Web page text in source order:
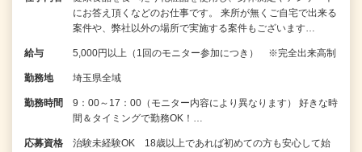
にお答え頂くなどのお仕事です。 来所が無くご自宅で出来る
案件や、弊社以外の場所で実施する案件もございます…
給与 5,000円以上（1回のモニター参加につき） ※完全出来高制
勤務地 埼玉県全域
勤務時間
9：00～17：00（モニター内容により異なります） 好きな時
間＆タイミングで勤務OK！…
応募資格
治験未経験OK 18歳以上であれば初めての方も安心して始